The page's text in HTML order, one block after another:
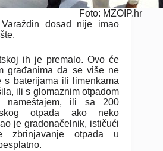
Foto: MZOIP.hr
dosad nije imao
ih je premalo. Ovo će
građanima da se više ne
s baterijama ili limenkama
ili s glomaznim otpadom
ili sa 200
otpada ako neko
je gradonačelnik, ističući
otpada u